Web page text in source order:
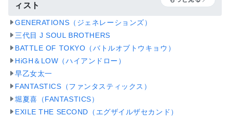
ィスト
GENERATIONS（ジェネレーションズ）
三代目 J SOUL BROTHERS
BATTLE OF TOKYO（バトルオブトウキョウ）
HiGH＆LOW（ハイアンドロー）
早乙女太一
FANTASTICS（ファンタスティックス）
堀夏喜（FANTASTICS）
EXILE THE SECOND（エグザイルザセカンド）